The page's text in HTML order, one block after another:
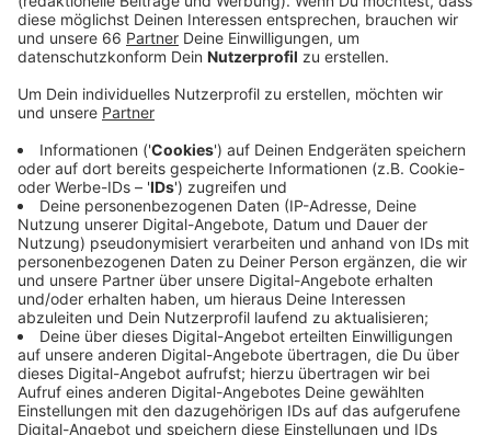
geben. Alle Interessierten können sich ab sofort
anmelden. Beim virtuellen Event stehen folgende
Distanzen zur Auswahl: 10km, Halbmarathon,
Marathon sowie ein Kids-Cup über 2km.
Anzeige
Die Distanzen können auch über mehrere Läufe
verteilt absolviert werden, die Teilnahme ist
kostenlos. Für alle Sportler, die bereits für den
ursprünglichen Marathon angemeldet waren, gibt es
die Möglichkeit sich die offizielle Medaille zuschicken
zu lassen. Alle Teilnehmer erhalten zudem eine
virtuelle Medaille per Mail.